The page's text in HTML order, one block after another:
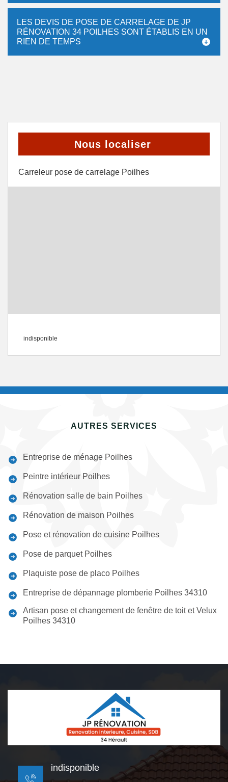
LES DEVIS DE POSE DE CARRELAGE DE JP
RÉNOVATION 34 POILHES SONT ÉTABLIS EN UN
RIEN DE TEMPS
Nous localiser
Carreleur pose de carrelage Poilhes
indisponible
AUTRES SERVICES
Entreprise de ménage Poilhes
Peintre intérieur Poilhes
Rénovation salle de bain Poilhes
Rénovation de maison Poilhes
Pose et rénovation de cuisine Poilhes
Pose de parquet Poilhes
Plaquiste pose de placo Poilhes
Entreprise de dépannage plomberie Poilhes 34310
Artisan pose et changement de fenêtre de toit et Velux
Poilhes 34310
indisponible